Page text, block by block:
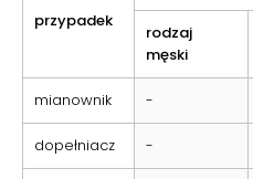
przypadek
rodzaj
męski
mianownik -
dopełniacz -